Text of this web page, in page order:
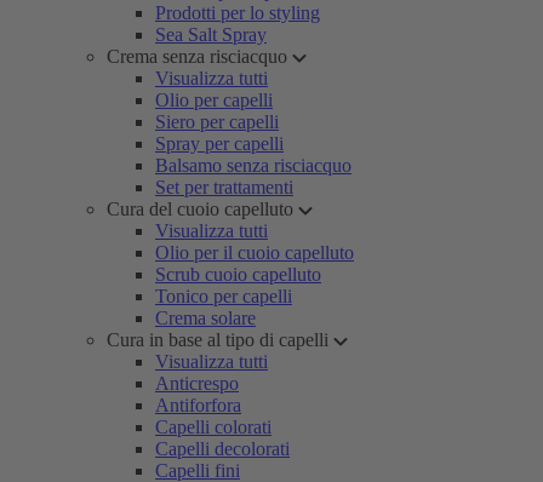
Prodotti per lo styling
Sea Salt Spray
Crema senza risciacquo
Visualizza tutti
Olio per capelli
Siero per capelli
Spray per capelli
Balsamo senza risciacquo
Set per trattamenti
Cura del cuoio capelluto
Visualizza tutti
Olio per il cuoio capelluto
Scrub cuoio capelluto
Tonico per capelli
Crema solare
Cura in base al tipo di capelli
Visualizza tutti
Anticrespo
Antiforfora
Capelli colorati
Capelli decolorati
Capelli fini